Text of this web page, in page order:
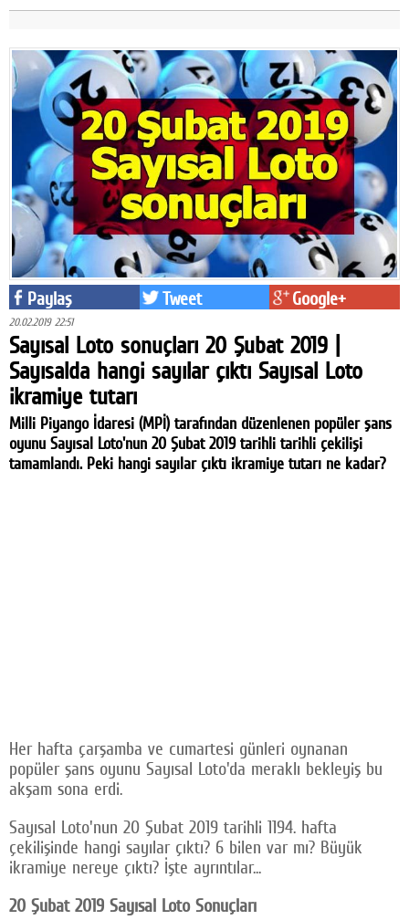
Paylaş Tweet Google+
20.02.2019 22:51
Sayısal Loto sonuçları 20 Şubat 2019 |
Sayısalda hangi sayılar çıktı Sayısal Loto
ikramiye tutarı
Milli Piyango İdaresi (MPİ) tarafından düzenlenen popüler şans
oyunu Sayısal Loto'nun 20 Şubat 2019 tarihli tarihli çekilişi
tamamlandı. Peki hangi sayılar çıktı ikramiye tutarı ne kadar?
Her hafta çarşamba ve cumartesi günleri oynanan
popüler şans oyunu Sayısal Loto'da meraklı bekleyiş bu
akşam sona erdi.
Sayısal Loto'nun 20 Şubat 2019 tarihli 1194. hafta
çekilişinde hangi sayılar çıktı? 6 bilen var mı? Büyük
ikramiye nereye çıktı? İşte ayrıntılar...
20 Şubat 2019 Sayısal LotoSonuçları